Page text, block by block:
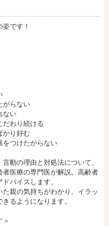
です！
がらない
ない
だわり続ける
かり好む
をつけたがらない
動の理由と対処法について、
者医療の専門医が解説。高齢者
バイスします。
親の気持ちがわかり、イラッ
るようになります。
＞
Honya Club.comで購入
ヨドバシ.comで購入